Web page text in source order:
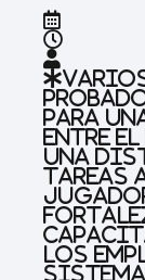
para
entre el
Una
tareas
jugador
los